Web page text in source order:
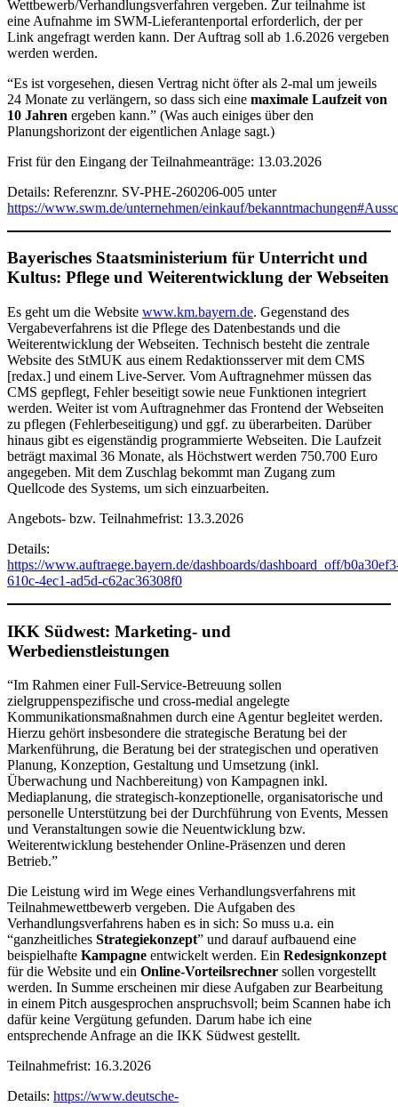
Wettbewerb/Verhandlungsverfahren vergeben. Zur teilnahme ist
eine Aufnahme im SWM-Lieferantenportal erforderlich, der per
Link angefragt werden kann. Der Auftrag soll ab 1.6.2026 vergeben
werden werden.
“Es ist vorgesehen, diesen Vertrag nicht öfter als 2-mal um jeweils
24 Monate zu verlängern, so dass sich eine maximale Laufzeit von
10 Jahren ergeben kann.” (Was auch einiges über den
Planungshorizont der eigentlichen Anlage sagt.)
Frist für den Eingang der Teilnahmeanträge: 13.03.2026
Details: Referenznr. SV-PHE-260206-005 unter
https://www.swm.de/unternehmen/einkauf/
Bayerisches Staatsministerium für Unterricht und
Kultus: Pflege und Weiterentwicklung der Webseiten
Es geht um die Website www.km.bayern.de. Gegenstand des
Vergabeverfahrens ist die Pflege des Datenbestands und die
Weiterentwicklung der Webseiten. Technisch besteht die zentrale
Website des StMUK aus einem Redaktionsserver mit dem CMS
[redax.] und einem Live-Server. Vom Auftragnehmer müssen das
CMS gepflegt, Fehler beseitigt sowie neue Funktionen integriert
werden. Weiter ist vom Auftragnehmer das Frontend der Webseiten
zu pflegen (Fehlerbeseitigung) und ggf. zu überarbeiten. Darüber
hinaus gibt es eigenständig programmierte Webseiten. Die Laufzeit
beträgt maximal 36 Monate, als Höchstwert werden 750.700 Euro
angegeben. Mit dem Zuschlag bekommt man Zugang zum
Quellcode des Systems, um sich einzuarbeiten.
Angebots- bzw. Teilnahmefrist: 13.3.2026
Details:
https://www.auftraege.bayern.de/dashboards/dashboard_off/
610c-4ec1-ad5d-c62ac36308f0
IKK Südwest: Marketing- und
Werbedienstleistungen
“Im Rahmen einer Full-Service-Betreuung sollen
zielgruppenspezifische und cross-medial angelegte
Kommunikationsmaßnahmen durch eine Agentur begleitet werden.
Hierzu gehört insbesondere die strategische Beratung bei der
Markenführung, die Beratung bei der strategischen und operativen
Planung, Konzeption, Gestaltung und Umsetzung (inkl.
Überwachung und Nachbereitung) von Kampagnen inkl.
Mediaplanung, die strategisch-konzeptionelle, organisatorische und
personelle Unterstützung bei der Durchführung von Events, Messen
und Veranstaltungen sowie die Neuentwicklung bzw.
Weiterentwicklung bestehender Online-Präsenzen und deren
Betrieb.”
Die Leistung wird im Wege eines Verhandlungsverfahrens mit
Teilnahmewettbewerb vergeben. Die Aufgaben des
Verhandlungsverfahrens haben es in sich: So muss u.a. ein
“ganzheitliches Strategiekonzept” und darauf aufbauend eine
beispielhafte Kampagne entwickelt werden. Ein Redesignkonzept
für die Website und ein Online-Vorteilsrechner sollen vorgestellt
werden. In Summe erscheinen mir diese Aufgaben zur Bearbeitung
in einem Pitch ausgesprochen anspruchsvoll; beim Scannen habe ich
dafür keine Vergütung gefunden. Darum habe ich eine
entsprechende Anfrage an die IKK Südwest gestellt.
Teilnahmefrist: 16.3.2026
Details: https://www.deutsche-